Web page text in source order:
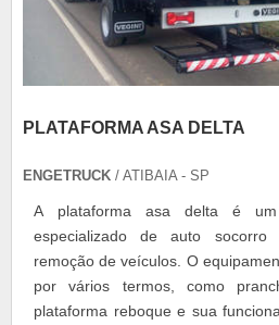
PLATAFORMA ASA DELTA
ENGETRUCK / ATIBAIA - SP
A plataforma asa delta é um
especializado de auto socorro
remoção de veículos. O
por vários termos, como
plataforma reboque e sua